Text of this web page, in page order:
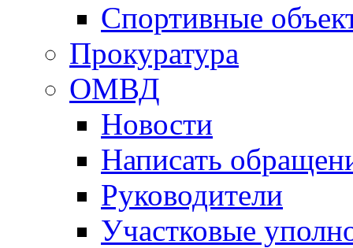
Спортивные
Прокуратура
ОМВД
Новости
Написать
Руководители
Участковые